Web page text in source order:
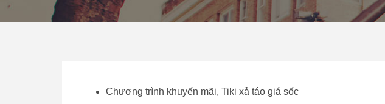
Chương trình khuyến mãi, Tiki xả táo giá sốc